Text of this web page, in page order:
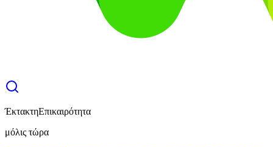
ΈκτακτηΕπικαιρότητα
μόλις τώρα